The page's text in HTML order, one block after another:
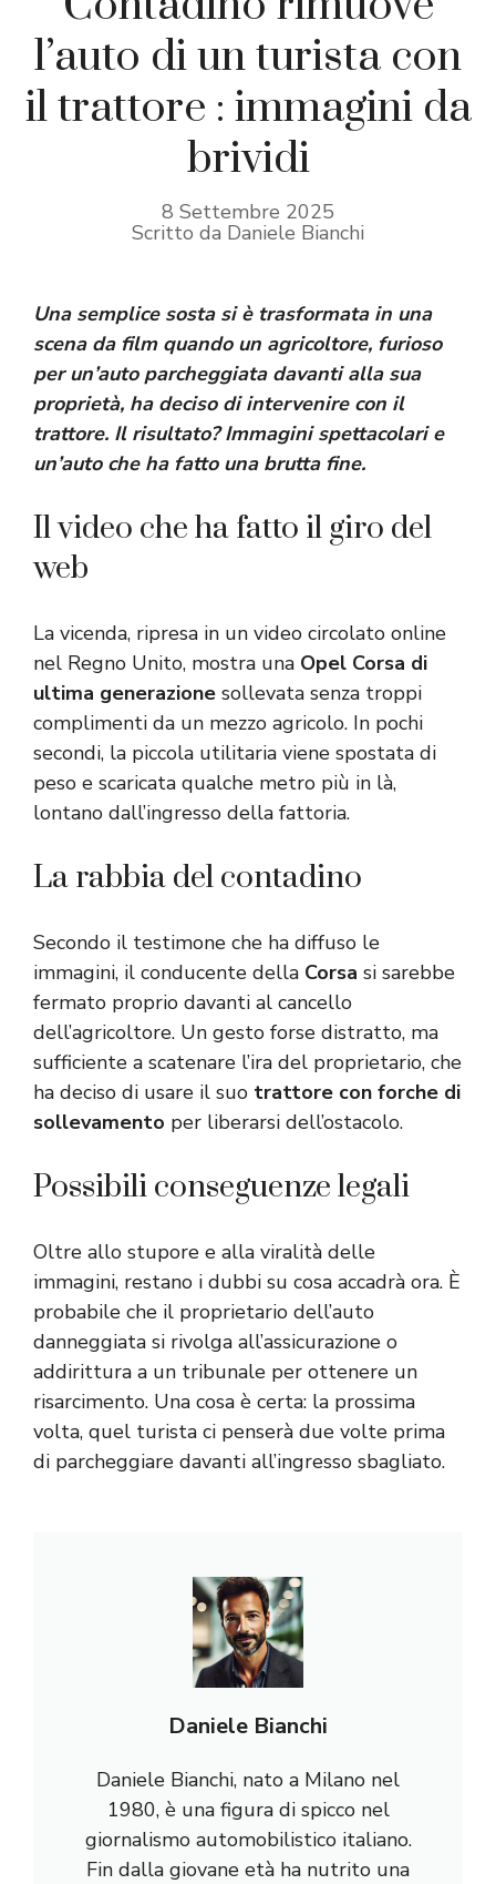
l’auto di un turista con
il trattore : immagini da
brividi
8 Settembre 2025
Scritto da Daniele Bianchi
Una semplice sosta si è trasformata in una
scena da film quando un agricoltore, furioso
per un’auto parcheggiata davanti alla sua
proprietà, ha deciso di intervenire con il
trattore. Il risultato? Immagini spettacolari e
un’auto che ha fatto una brutta fine.
Il video che ha fatto il giro del
web
La vicenda, ripresa in un video circolato online
nel Regno Unito, mostra una Opel Corsa di
ultima generazione sollevata senza troppi
complimenti da un mezzo agricolo. In pochi
secondi, la piccola utilitaria viene spostata di
peso e scaricata qualche metro più in là,
lontano dall’ingresso della fattoria.
La rabbia del contadino
Secondo il testimone che ha diffuso le
immagini, il conducente della Corsa si sarebbe
fermato proprio davanti al cancello
dell’agricoltore. Un gesto forse distratto, ma
sufficiente a scatenare l’ira del proprietario, che
ha deciso di usare il suo trattore con forche di
sollevamento per liberarsi dell’ostacolo.
Possibili conseguenze legali
Oltre allo stupore e alla viralità delle
immagini, restano i dubbi su cosa accadrà ora. È
probabile che il proprietario dell’auto
danneggiata si rivolga all’assicurazione o
addirittura a un tribunale per ottenere un
risarcimento. Una cosa è certa: la prossima
volta, quel turista ci penserà due volte prima
di parcheggiare davanti all’ingresso sbagliato.
Daniele Bianchi
Daniele Bianchi, nato a Milano nel
1980, è una figura di spicco nel
giornalismo automobilistico italiano.
Fin dalla giovane età ha nutrito una